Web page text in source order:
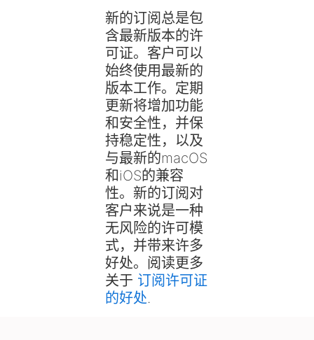
新的订阅总是包
含最新版本的许
可证。客户可以
始终使用最新的
版本工作。定期
更新将增加功能
和安全性，并保
持稳定性，以及
与最新的macOS
和iOS的兼容
性。新的订阅对
客户来说是一种
无风险的许可模
式，并带来许多
好处。阅读更多
关于 订阅许可证
的好处.